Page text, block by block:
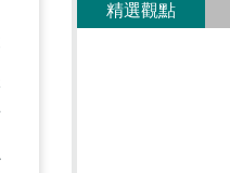
精選觀點